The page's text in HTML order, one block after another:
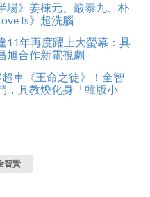
場》姜棟元、嚴泰九、朴
Is》超洗腦
11年再度躍上大螢幕：具
旭合作新電視劇
車《王命之徒》！全智
，具教煥化身「韓版小
智賢